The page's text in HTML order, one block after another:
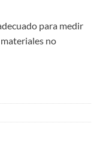
para medir
no